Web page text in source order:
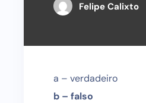
Felipe Calixto
a – verdadeiro
b – falso